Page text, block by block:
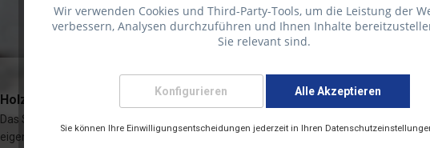
Wir verwenden Cookies und Third-Party-Tools, um die Leistung der
verbessern, Analysen durchzuführen und Ihnen Inhalte
Sie relevant sind.
Konfigurieren Alle Akzeptieren
Sie können Ihre Einwilligungsentscheidungen jederzeit in Ihren
Holz trifft Farbe
Das Siegel
steht bei Osmo für die Realisierung der gesamten
eigenen Werken. Das gilt sowohl für die Holzfertigprodukte als auch für die